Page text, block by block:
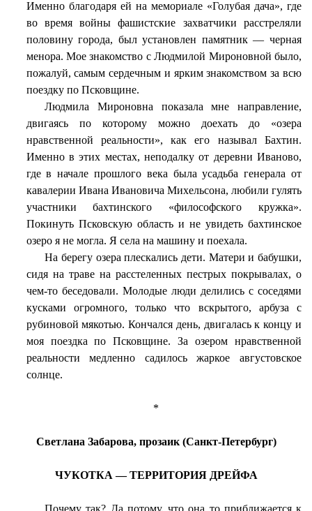
Именно благодаря ей на мемориале «Голубая дача», где
во время войны фашистские захватчики расстреляли
половину города, был установлен памятник — черная
менора. Мое знакомство с Людмилой Мироновной было,
пожалуй, самым сердечным и ярким знакомством за всю
поездку по Псковщине.
Людмила Мироновна показала мне направление,
двигаясь по которому можно доехать до «озера
нравственной реальности», как его называл Бахтин.
Именно в этих местах, неподалку от деревни Иваново,
где в начале прошлого века была усадьба генерала от
кавалерии Ивана Ивановича Михельсона, любили гулять
участники бахтинского «философского кружка».
Покинуть Псковскую область и не увидеть бахтинское
озеро я не могла. Я села на машину и поехала.
На берегу озера плескались дети. Матери и бабушки,
сидя на траве на расстеленных пестрых покрывалах, о
чем-то беседовали. Молодые люди делились с соседями
кусками огромного, только что вскрытого, арбуза с
рубиновой мякотью. Кончался день, двигалась к концу и
моя поездка по Псковщине. За озером нравственной
реальности медленно садилось жаркое августовское
солнце.
*
Светлана Забарова, прозаик (Санкт-Петербург)
ЧУКОТКА — ТЕРРИТОРИЯ ДРЕЙФА
Почему так? Да потому, что она то приближается к